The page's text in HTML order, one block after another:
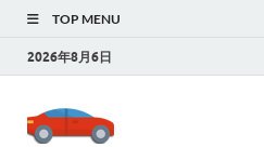
TOP MENU
2026年8月6日